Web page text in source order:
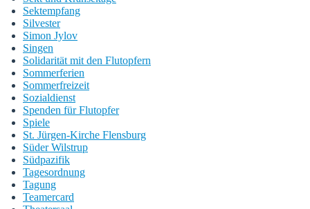
Sektempfang
Silvester
Simon Jylov
Singen
Solidarität mit den Flutopfern
Sommerferien
Sommerfreizeit
Sozialdienst
Spenden für Flutopfer
Spiele
St. Jürgen-Kirche Flensburg
Süder Wilstrup
Südpazifik
Tagesordnung
Tagung
Teamercard